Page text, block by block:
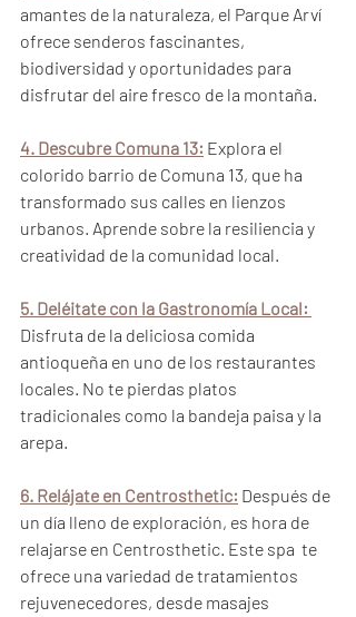
amantes de la naturaleza, el Parque Arví
ofrece senderos fascinantes,
biodiversidad y oportunidades para
disfrutar del aire fresco de la montaña.
4. Descubre Comuna 13: Explora el
colorido barrio de Comuna 13, que ha
transformado sus calles en lienzos
urbanos. Aprende sobre la resiliencia y
creatividad de la comunidad local.
5. Deléitate con la Gastronomía Local:
Disfruta de la deliciosa comida
antioqueña en uno de los restaurantes
locales. No te pierdas platos
tradicionales como la bandeja paisa y la
arepa.
6. Relájate en Centrosthetic: Después de
un día lleno de exploración, es hora de
relajarse en Centrosthetic. Este spa  te
ofrece una variedad de tratamientos
rejuvenecedores, desde masajes